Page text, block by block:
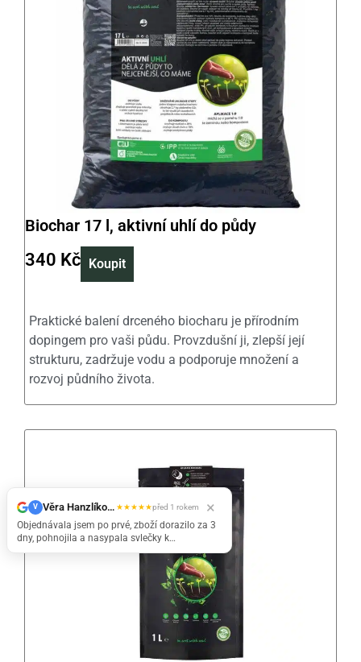
Biochar 17 l, aktivní uhlí do půdy
340 Kč Koupit
Praktické balení drceného biocharu je přírodním
dopingem pro vaši půdu. Provzdušní ji, zlepší její
strukturu, zadržuje vodu a podporuje množení a
rozvoj půdního života.
V Věra Hanzlíková ★★★★★před 1 rokem ×
Objednávala jsem po prvé, zboží dorazilo za 3
dny, pohnojila a nasypala svlečky k
sazeničkám a u pokroucených listů paprik už